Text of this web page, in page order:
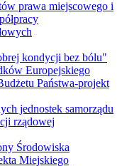
prawa miejscowego i
kondycji bez bólu"
Europejskiego
Państwa-projekt
jednostek samorządu
rządowej
Środowiska
Miejskiego